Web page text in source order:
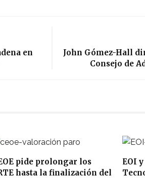
en
John Gómez-Hall
Consejo de
pide prolongar los
hasta la finalización del
EOI